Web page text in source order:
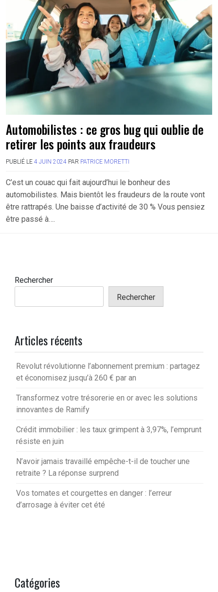
Automobilistes : ce gros bug qui oublie de
retirer les points aux fraudeurs
PUBLIÉ LE 4 JUIN 2024 PAR PATRICE MORETTI
C’est un couac qui fait aujourd’hui le bonheur des
automobilistes. Mais bientôt les fraudeurs de la route vont
être rattrapés. Une baisse d’activité de 30 % Vous pensiez
être passé à….
Rechercher
Rechercher
Articles récents
Revolut révolutionne l’abonnement premium : partagez
et économisez jusqu’à 260 € par an
Transformez votre trésorerie en or avec les solutions
innovantes de Ramify
Crédit immobilier : les taux grimpent à 3,97%, l’emprunt
résiste en juin
N’avoir jamais travaillé empêche-t-il de toucher une
retraite ? La réponse surprend
Vos tomates et courgettes en danger : l’erreur
d’arrosage à éviter cet été
Catégories